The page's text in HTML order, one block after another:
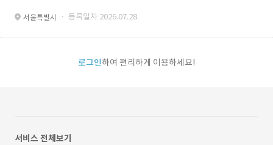
서울특별시 · 등록일자 2026.07.28.
로그인하여 편리하게 이용하세요!
서비스 전체보기